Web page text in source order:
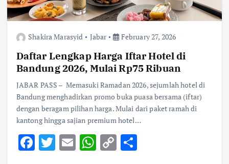
Shakira Marasyid Jabar February 27, 2026
Daftar Lengkap Harga Iftar Hotel di
Bandung 2026, Mulai Rp75 Ribuan
JABAR PASS – Memasuki Ramadan 2026, sejumlah hotel di
Bandung menghadirkan promo buka puasa bersama (iftar)
dengan beragam pilihan harga. Mulai dari paket ramah di
kantong hingga sajian premium hotel…
F T E W C S